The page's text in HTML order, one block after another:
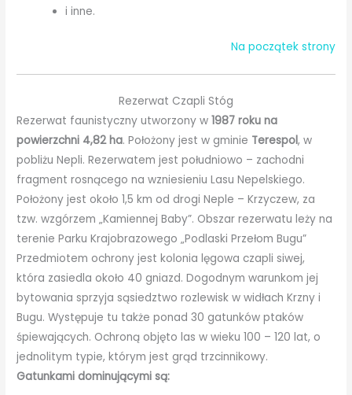
i inne.
Na początek strony
Rezerwat Czapli Stóg
Rezerwat faunistyczny utworzony w1987 roku na
powierzchni 4,82 ha. Położony jest w gminie Terespol, w
pobliżu Nepli. Rezerwatem jest południowo – zachodni
fragment rosnącego na wzniesieniu Lasu Nepelskiego.
Położony jest około 1,5 km od drogi Neple – Krzyczew, za
tzw. wzgórzem „Kamiennej Baby”. Obszar rezerwatu leży na
terenie Parku Krajobrazowego „Podlaski Przełom Bugu”
Przedmiotem ochrony jest kolonia lęgowa czapli siwej,
która zasiedla około 40 gniazd. Dogodnym warunkom jej
bytowania sprzyja sąsiedztwo rozlewisk w widłach Krzny i
Bugu. Występuje tu także ponad 30 gatunków ptaków
śpiewających. Ochroną objęto las w wieku 100 – 120 lat, o
jednolitym typie, którym jest grąd trzcinnikowy.
Gatunkami dominującymi są: